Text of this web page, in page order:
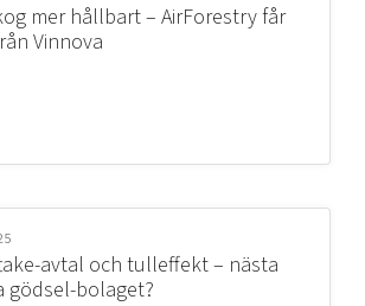
mer hållbart – AirForestry får
Vinnova
avtal och tulleffekt – nästa
gödsel-bolaget?